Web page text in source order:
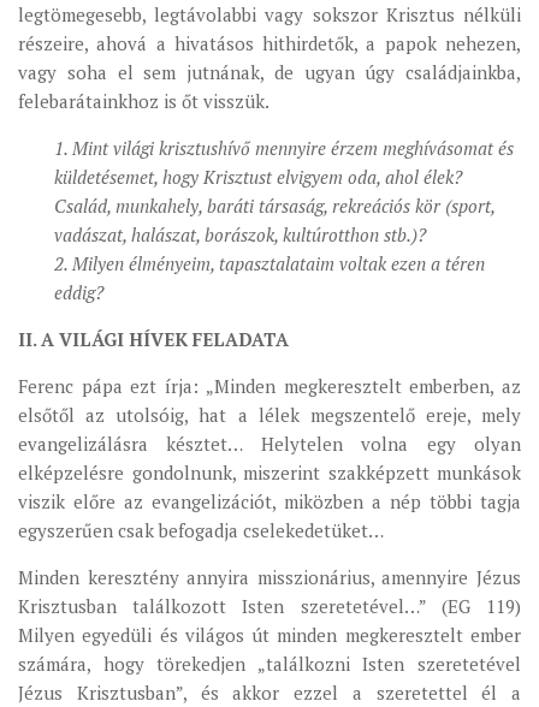
legtömegesebb, legtávolabbi vagy sokszor Krisztus nélküli
részeire, ahová a hivatásos hithirdetők, a papok nehezen,
vagy soha el sem jutnának, de ugyan úgy családjainkba,
felebarátainkhoz is őt visszük.
1. Mint világi krisztushívő mennyire érzem meghívásomat és
küldetésemet, hogy Krisztust elvigyem oda, ahol élek?
Család, munkahely, baráti társaság, rekreációs kör (sport,
vadászat, halászat, borászok, kultúrotthon stb.)?
2. Milyen élményeim, tapasztalataim voltak ezen a téren
eddig?
II. A VILÁGI HÍVEK FELADATA
Ferenc pápa ezt írja: „Minden megkeresztelt emberben, az
elsőtől az utolsóig, hat a lélek megszentelő ereje, mely
evangelizálásra késztet… Helytelen volna egy olyan
elképzelésre gondolnunk, miszerint szakképzett munkások
viszik előre az evangelizációt, miközben a nép többi tagja
egyszerűen csak befogadja cselekedetüket…
Minden keresztény annyira misszionárius, amennyire Jézus
Krisztusban találkozott Isten szeretetével…” (EG 119)
Milyen egyedüli és világos út minden megkeresztelt ember
számára, hogy törekedjen „találkozni Isten szeretetével
Jézus Krisztusban”, és akkor ezzel a szeretettel él a